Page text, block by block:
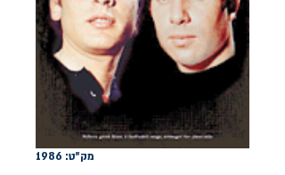
מק"ט: 1986